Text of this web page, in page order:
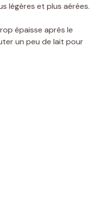
légères et plus aérées.
épaisse après le
un peu de lait pour